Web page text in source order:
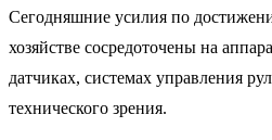
Сегодняшние усилия по
хозяйстве сосредоточены на
датчиках, системах управления
технического зрения.